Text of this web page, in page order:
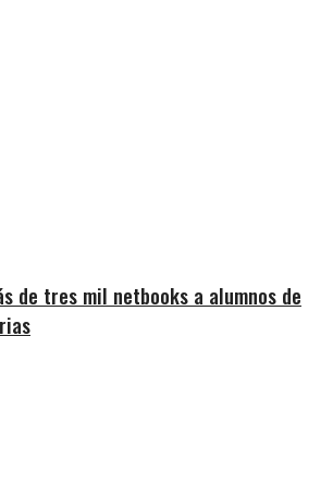
de tres mil netbooks a alumnos de